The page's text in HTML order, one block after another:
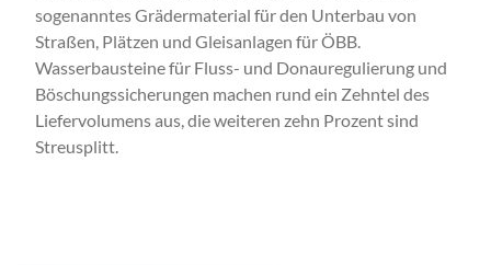
sogenanntes Grädermaterial für den Unterbau von
Straßen, Plätzen und Gleisanlagen für ÖBB.
Wasserbausteine für Fluss- und Donauregulierung und
Böschungssicherungen machen rund ein Zehntel des
Liefervolumens aus, die weiteren zehn Prozent sind
Streusplitt.